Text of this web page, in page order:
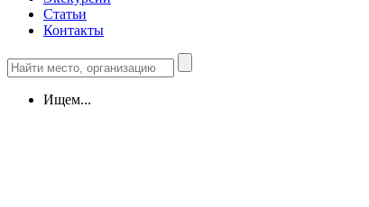
Статьи
Контакты
Ищем...